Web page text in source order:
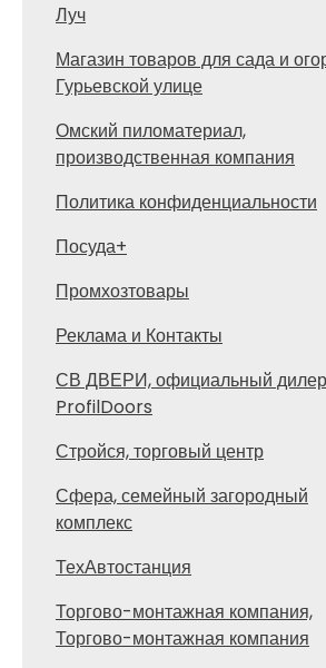
Луч
Магазин товаров для сада и
Гурьевской улице
Омский пиломатериал,
производственная компания
Политика конфиденциальности
Посуда+
Промхозтовары
Реклама и Контакты
СВ ДВЕРИ, официальный дилер
ProfilDoors
Стройся, торговый центр
Сфера, семейный загородный
комплекс
ТехАвтостанция
Торгово-монтажная компания,
Торгово-монтажная компания